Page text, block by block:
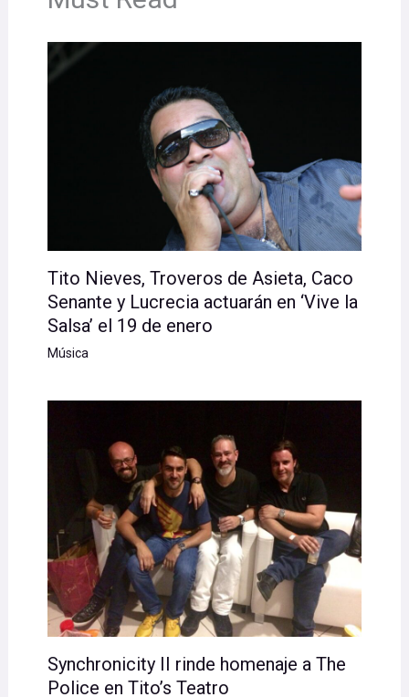
Tito Nieves, Troveros de Asieta, Caco
Senante y Lucrecia actuarán en ‘Vive la
Salsa’ el 19 de enero
Música
Synchronicity II rinde homenaje a The
Police en Tito’s Teatro